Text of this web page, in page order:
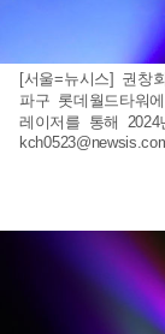
[서울=뉴시스] 권
파구 롯데월드타워
레이저를 통해 2024